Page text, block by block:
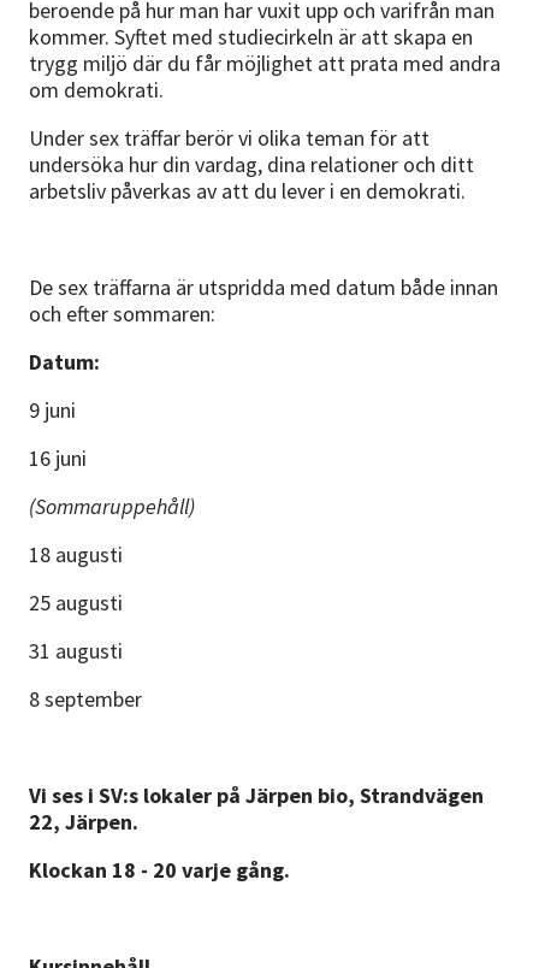
beroende på hur man har vuxit upp och varifrån man
kommer. Syftet med studiecirkeln är att skapa en
trygg miljö där du får möjlighet att prata med andra
om demokrati.
Under sex träffar berör vi olika teman för att
undersöka hur din vardag, dina relationer och ditt
arbetsliv påverkas av att du lever i en demokrati.
De sex träffarna är utspridda med datum både innan
och efter sommaren:
Datum:
9 juni
16 juni
(Sommaruppehåll)
18 augusti
25 augusti
31 augusti
8 september
Vi ses i SV:s lokaler på Järpen bio, Strandvägen
22, Järpen.
Klockan 18 - 20 varje gång.